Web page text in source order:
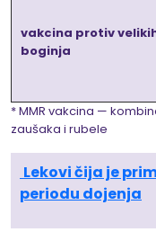
vakcina protiv
boginja
* MMR vakcina —
zaušaka i rubele
Lekovi čija je
periodu dojenja